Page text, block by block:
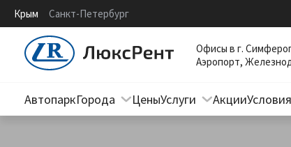
Крым Санкт-Петербург
Офисы в г.
Аэропорт,
АвтопаркГорода
Симферополь
ЦеныУслуги
Долгосрочная аренда
Акции